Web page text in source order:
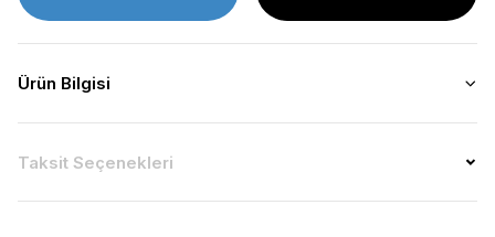
Ürün Bilgisi
Taksit Seçenekleri